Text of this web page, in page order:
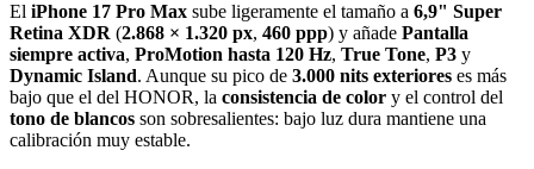
El iPhone 17 Pro Max sube ligeramente el tamaño a 6,9" Super
Retina XDR (2.868 × 1.320 px, 460 ppp) y añade Pantalla
siempre activa, ProMotion hasta 120 Hz, True Tone, P3 y
Dynamic Island. Aunque su pico de 3.000 nits exteriores es más
bajo que el del HONOR, la consistencia de color y el control del
tono de blancos son sobresalientes: bajo luz dura mantiene una
calibración muy estable.